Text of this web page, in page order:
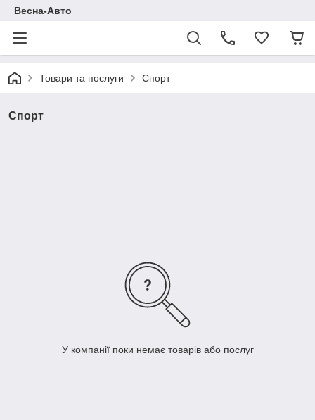
Весна-Авто
Товари та послуги Спорт
Спорт
У компанії поки немає товарів або послуг